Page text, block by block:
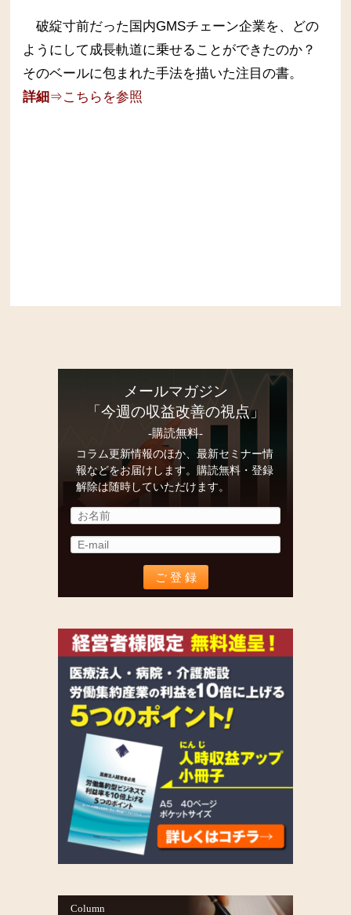
破綻寸前だった国内GMSチェーン企業を、どの
ようにして成長軌道に乗せることができたのか？
そのベールに包まれた手法を描いた注目の書。
詳細 ⇒こちらを参照
メールマガジン
「今週の収益改善の視点」
-購読無料-
コラム更新情報のほか、最新セミナー情
報などをお届けします。購読無料・登録
解除は随時していただけます。
Column